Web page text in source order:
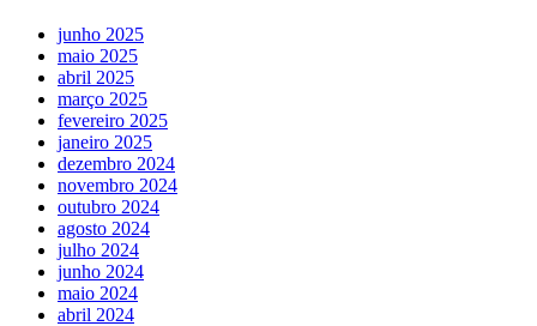
junho 2025
maio 2025
abril 2025
março 2025
fevereiro 2025
janeiro 2025
dezembro 2024
novembro 2024
outubro 2024
agosto 2024
julho 2024
junho 2024
maio 2024
abril 2024